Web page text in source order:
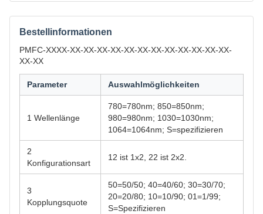
Bestellinformationen
PMFC-XXXX-XX-XX-XX-XX-XX-XX-XX-XX-XX-XX-XX-XX-
XX-XX
Parameter Auswahlmöglichkeiten
1 Wellenlänge
780=780nm; 850=850nm;
980=980nm; 1030=1030nm;
1064=1064nm; S=spezifizieren
2
Konfigurationsart
12 ist 1x2, 22 ist 2x2.
3
Kopplungsquote
50=50/50; 40=40/60; 30=30/70;
20=20/80; 10=10/90; 01=1/99;
S=Spezifizieren